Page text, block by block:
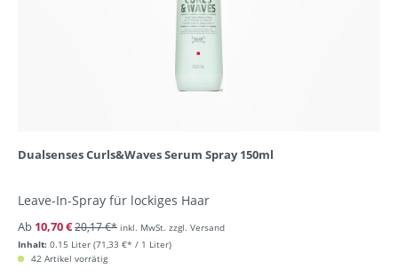
Dualsenses Curls&Waves Serum Spray 150ml
Leave-In-Spray für lockiges Haar
Inhalt: 0.15 Liter (71,33 €* / 1 Liter)
Ab 10,70 €20,17 €* inkl. MwSt. zzgl. Versand
42 Artikel vorrätig